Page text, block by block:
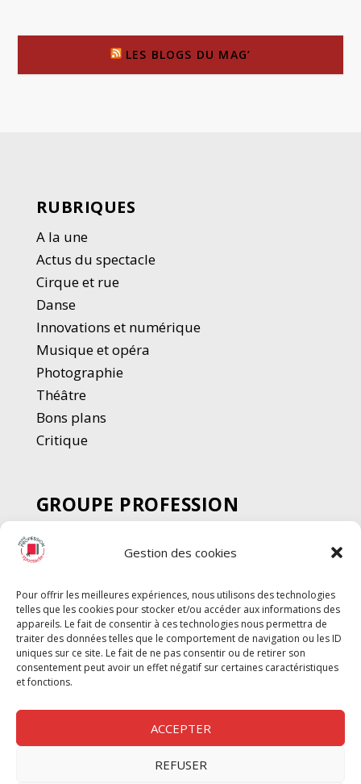
Gestion des cookies
Pour offrir les meilleures expériences, nous utilisons des technologies
telles que les cookies pour stocker et/ou accéder aux informations des
appareils. Le fait de consentir à ces technologies nous permettra de
traiter des données telles que le comportement de navigation ou les ID
uniques sur ce site. Le fait de ne pas consentir ou de retirer son
consentement peut avoir un effet négatif sur certaines caractéristiques
et fonctions.
ACCEPTER
REFUSER
LES BLOGS DU MAG’
RUBRIQUES
A la une
Actus du spectacle
Cirque et rue
Danse
Innovations et numérique
Musique et opéra
Photographie
Théâtre
Bons plans
Critique
GROUPE PROFESSION
SPECTACLE
Chèque Intermittents
Chèque Compta
Chèque Emploi Spectacle
G-Pods
Profession Audio-visuel